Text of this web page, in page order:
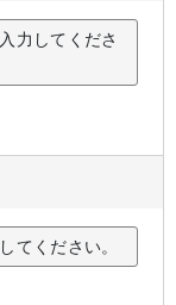
力してくださ
てください。